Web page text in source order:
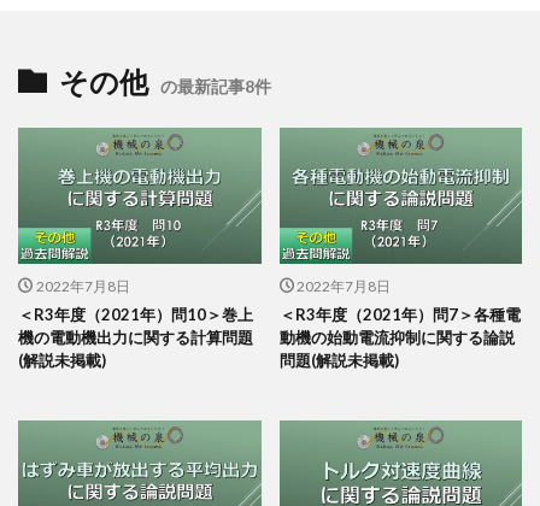
その他 の最新記事8件
2022年7月8日
＜R3年度（2021年）問10＞巻上
機の電動機出力に関する計算問題
(解説未掲載)
2022年7月8日
＜R3年度（2021年）問7＞各種電
動機の始動電流抑制に関する論説
問題(解説未掲載)